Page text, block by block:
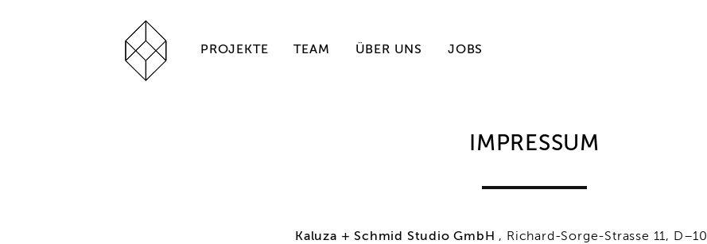
PROJEKTE TEAM ÜBER UNS JOBS
IMPRESSUM
Kaluza + Schmid Studio GmbH , Richard-Sorge-Strasse 11,